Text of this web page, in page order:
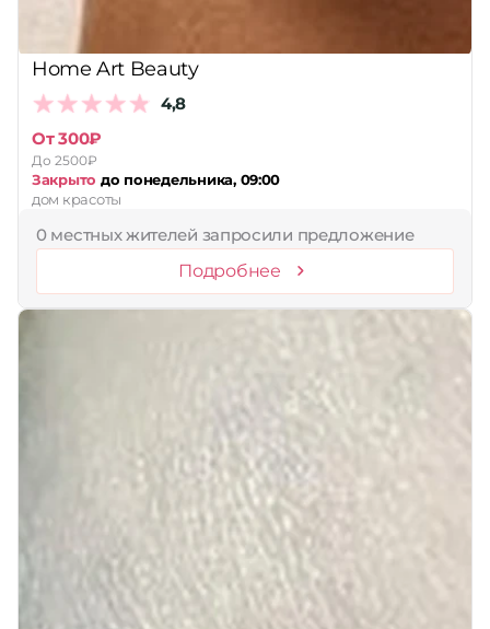
Home Art Beauty
4,8
От 300₽
До 2500₽
Закрыто до понедельника, 09:00
дом красоты
0 местных жителей запросили предложение
Подробнее